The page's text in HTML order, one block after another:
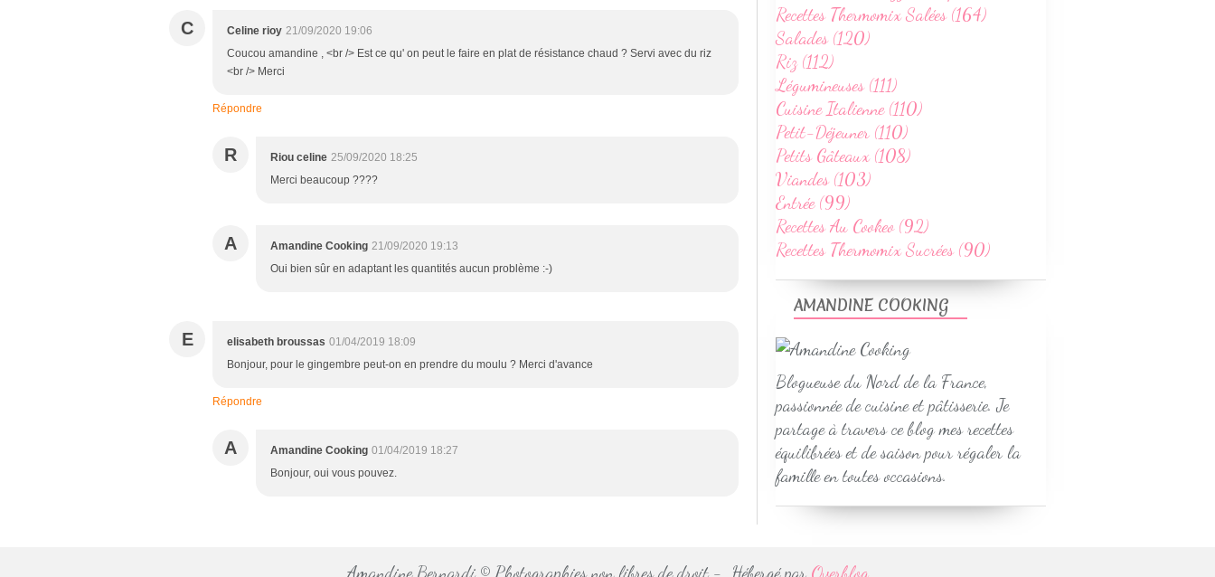
C Celine rioy 21/09/2020 19:06
Coucou amandine , <br /> Est ce qu' on peut le faire en plat de résistance chaud ? Servi avec du riz
<br /> Merci
Répondre
R Riou celine 25/09/2020 18:25
Merci beaucoup ????
A Amandine Cooking 21/09/2020 19:13
Oui bien sûr en adaptant les quantités aucun problème :-)
E elisabeth broussas 01/04/2019 18:09
Bonjour, pour le gingembre peut-on en prendre du moulu ? Merci d'avance
Répondre
A Amandine Cooking 01/04/2019 18:27
Bonjour, oui vous pouvez.
AMANDINE COOKING
Blogueuse du Nord de la France,
passionnée de cuisine et pâtisserie. Je
partage à travers ce blog mes recettes
équilibrées et de saison pour régaler la
famille en toutes occasions.
Recettes Thermomix Salées (164)
Salades (120)
Riz (112)
Légumineuses (111)
Cuisine Italienne (110)
Petit-Déjeuner (110)
Petits Gâteaux (108)
Viandes (103)
Entrée (99)
Recettes Au Cookeo (92)
Recettes Thermomix Sucrées (90)
Amandine Bernardi © Photographies non libres de droit - Hébergé par Overblog